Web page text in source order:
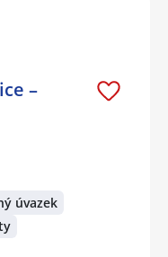
–
úvazek